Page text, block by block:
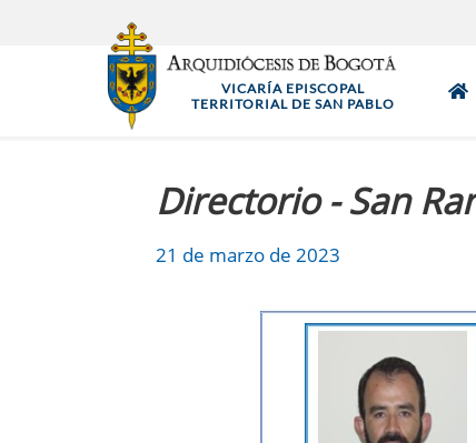
VICARÍA EPISCOPAL
TERRITORIAL DE SAN PABLO
Directorio - San
21 de marzo de 2023